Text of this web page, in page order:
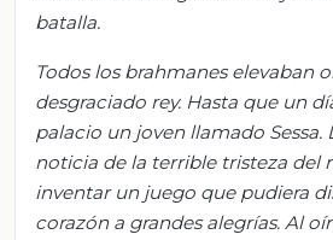
batalla.
Todos los brahmanes elevaban
desgraciado rey. Hasta que un
palacio un joven llamado Sessa.
noticia de la terrible tristeza del
inventar un juego que pudiera
corazón a grandes alegrías. Al